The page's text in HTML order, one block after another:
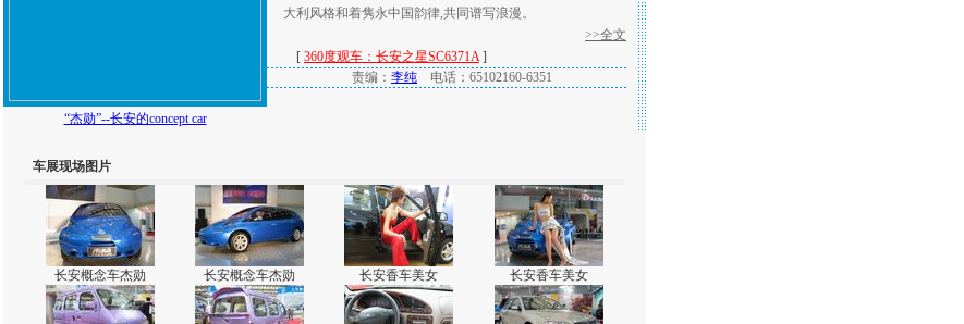
“杰勋”--长安的concept car
大利风格和着隽永中国韵律,共同谱写浪漫。
>>全文
[ 360度观车：长安之星SC6371A]
责编： 李纯 电话：65102160-6351
车展现场图片
长安概念车杰勋 长安概念车杰勋 长安香车美女 长安香车美女